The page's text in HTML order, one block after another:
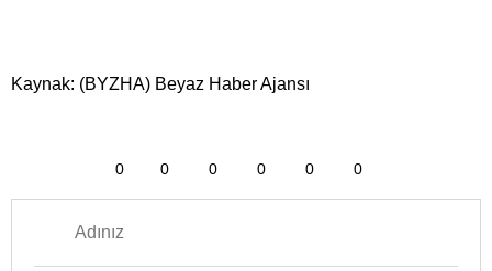
Kaynak: (BYZHA) Beyaz Haber Ajansı
0 0 0 0 0 0